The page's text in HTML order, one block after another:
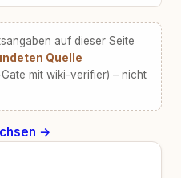
auf dieser Seite
Quelle
mit wiki-verifier) – nicht
→